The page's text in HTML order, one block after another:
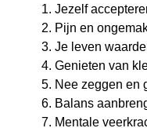
Jezelf
Pijn en
Je leven
Genieten van
Nee zeggen en
Balans
Mentale